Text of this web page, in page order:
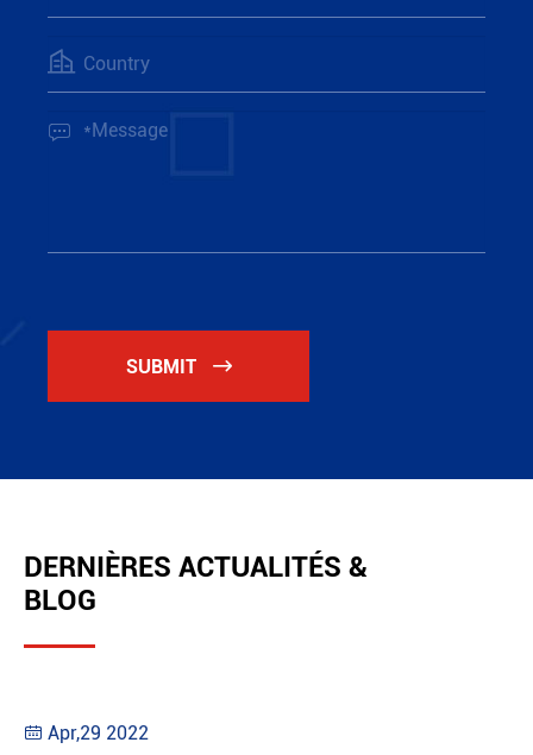


SUBMIT 
DERNIÈRES ACTUALITÉS &
BLOG
 Apr,29 2022